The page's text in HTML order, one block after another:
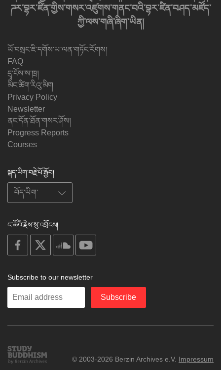
ཌར་བྷར་ཛིན་གྱིས་གསར་འཛུགས་གནང་བའི་བྷར་ཛིན་བཤད་མཛོད་
ཀྱི་ལས་གཞི་ཞིག་ཡིན།
ཡོ་བསྲང་ཇི་དགོས་ཡ་ལན་གཏོང་རོགས།
FAQ
དྲྭ་ངོས་ས་ཁྲ།
མིང་ཚིག་རིའུ་མིག
Privacy Policy
Newsletter
ནང་དོན་ཐོན་གསར་ཤོས།
Progress Reports
Courses
སྐད་ཡིག་བརྗེ་པོ་རྒྱོབ།
ང་ཚོའི་རྗེས་སུ་འབྲོངས།
on
facebook
soundcloud
Subscribe to our newsletter
Enter
Subscribe
Study
Buddhism
© 2003-2026 Berzin Archives e.V. Impressum